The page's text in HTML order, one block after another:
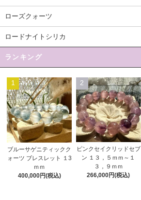
ローズクォーツ
ロードナイトシリカ
ランキング
1
ブルーサゲニティックク
ォーツ ブレスレット １3
ｍｍ
400,000円(税込)
2
ピンクセイクリッドセブ
ン １３，５ｍｍ～１
３，９ｍｍ
266,000円(税込)